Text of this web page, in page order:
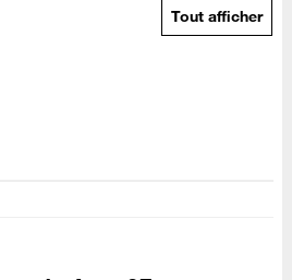
Tout afficher